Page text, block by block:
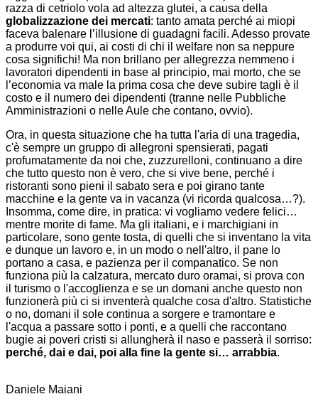
razza di cetriolo vola ad altezza glutei, a causa della
globalizzazione dei mercati: tanto amata perché ai miopi
faceva balenare l’illusione di guadagni facili. Adesso provate
a produrre voi qui, ai costi di chi il welfare non sa neppure
cosa significhi! Ma non brillano per allegrezza nemmeno i
lavoratori dipendenti in base al principio, mai morto, che se
l’economia va male la prima cosa che deve subire tagli è il
costo e il numero dei dipendenti (tranne nelle Pubbliche
Amministrazioni o nelle Aule che contano, ovvio).
Ora, in questa situazione che ha tutta l'aria di una tragedia,
c'è sempre un gruppo di allegroni spensierati, pagati
profumatamente da noi che, zuzzurelloni, continuano a dire
che tutto questo non è vero, che si vive bene, perché i
ristoranti sono pieni il sabato sera e poi girano tante
macchine e la gente va in vacanza (vi ricorda qualcosa…?).
Insomma, come dire, in pratica: vi vogliamo vedere felici…
mentre morite di fame. Ma gli italiani, e i marchigiani in
particolare, sono gente tosta, di quelli che si inventano la vita
e dunque un lavoro e, in un modo o nell'altro, il pane lo
portano a casa, e pazienza per il companatico. Se non
funziona più la calzatura, mercato duro oramai, si prova con
il turismo o l'accoglienza e se un domani anche questo non
funzionerà più ci si inventerà qualche cosa d'altro. Statistiche
o no, domani il sole continua a sorgere e tramontare e
l'acqua a passare sotto i ponti, e a quelli che raccontano
bugie ai poveri cristi si allungherà il naso e passerà il sorriso:
perché, dai e dai, poi alla fine la gente si… arrabbia.
Daniele Maiani